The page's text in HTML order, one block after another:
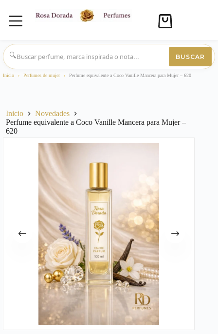
Saltar
al
contenido
Carro
compra
🔍
BUSCAR
Inicio › Perfumes de mujer › Perfume equivalente a Coco Vanille Mancera para Mujer – 620
Inicio
Novedades
Perfume equivalente a Coco Vanille Mancera para Mujer –
620